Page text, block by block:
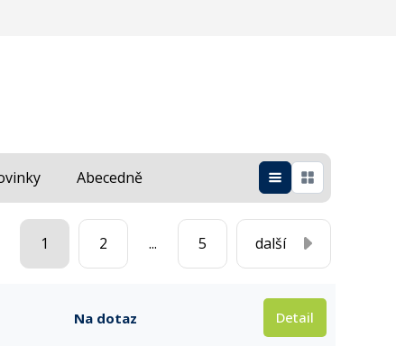
Abecedně
1 2 ... 5 další
Na dotaz Detail